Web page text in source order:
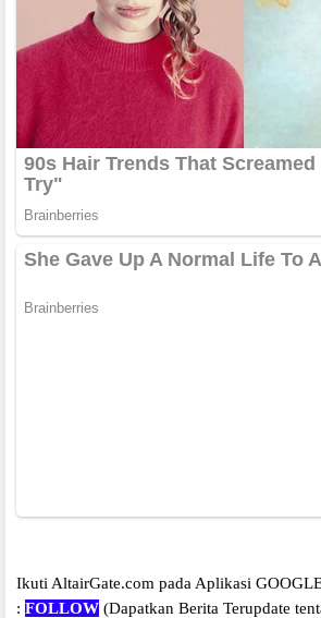
Ikuti AltairGate.com pada Aplikasi
: FOLLOW (Dapatkan Berita Terupdate